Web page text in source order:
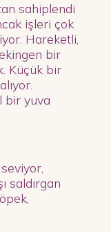
sahiplendi
işleri çok
Hareketli,
bir
Küçük bir
bir yuva
saldırgan